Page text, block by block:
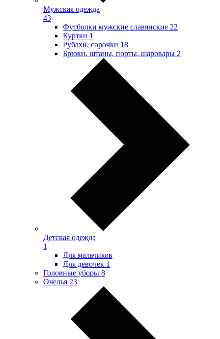
Мужская одежда
43
Футболки мужские славянские 22
Куртки 1
Рубахи, сорочки 18
Брюки, штаны, порты, шаровары 2
Детская одежда
1
Для мальчиков
Для девочек 1
Головные уборы 8
Очелья 23